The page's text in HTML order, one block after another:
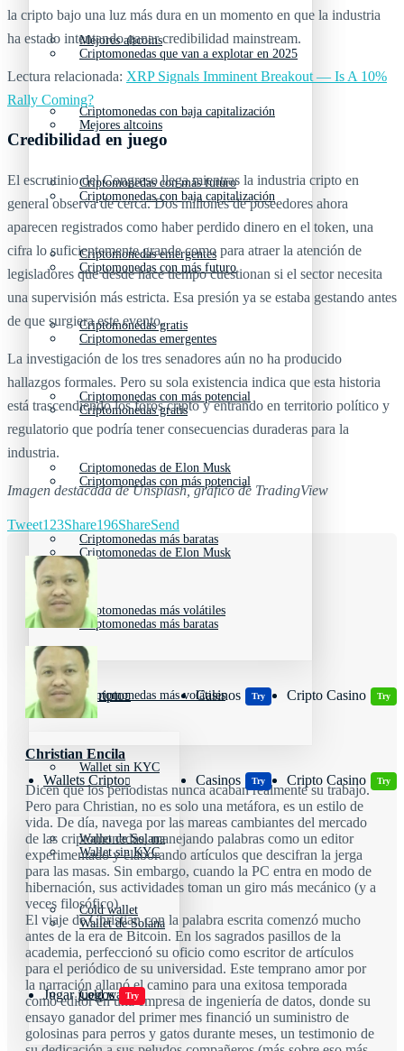
Mejores altcoins
Criptomonedas con baja capitalización
Criptomonedas con más futuro
Criptomonedas emergentes
Criptomonedas gratis
Criptomonedas con más potencial
Criptomonedas de Elon Musk
Criptomonedas más baratas
Criptomonedas más volátiles
Wallets Cripto
Wallet sin KYC
Wallet de Solana
Cold wallet
Casinos Try Cripto Casino Try
Jugar juegos Try
Criptomonedas que van a explotar en 2025
Mejores altcoins
Criptomonedas con baja capitalización
Criptomonedas con más futuro
Criptomonedas emergentes
Criptomonedas gratis
Criptomonedas con más potencial
Criptomonedas de Elon Musk
Criptomonedas más baratas
Criptomonedas más volátiles
Wallets Cripto
Wallet sin KYC
Wallet de Solana
Cold wallet
Casinos Try Cripto Casino Try
la cripto bajo una luz más dura en un momento en que la industria
ha estado intentando ganar credibilidad mainstream.
Lectura relacionada: XRP Signals Imminent Breakout — Is A 10%
Rally Coming?
Credibilidad en juego
El escrutinio del Congreso llega mientras la industria cripto en
general observa de cerca. Dos millones de poseedores ahora
aparecen registrados como haber perdido dinero en el token, una
cifra lo suficientemente grande como para atraer la atención de
legisladores que desde hace tiempo cuestionan si el sector necesita
una supervisión más estricta. Esa presión ya se estaba gestando antes
de que surgiera este evento.
La investigación de los tres senadores aún no ha producido
hallazgos formales. Pero su sola existencia indica que esta historia
está trascendiendo los foros cripto y entrando en territorio político y
regulatorio que podría tener consecuencias duraderas para la
industria.
Imagen destacada de Unsplash, gráfico de TradingView
Tweet123Share196ShareSend
Christian Encila
Dicen que los periodistas nunca acaban realmente su trabajo.
Pero para Christian, no es solo una metáfora, es un estilo de
vida. De día, navega por las mareas cambiantes del mercado
de las criptomonedas, manejando palabras como un editor
experimentado y elaborando artículos que descifran la jerga
para las masas. Sin embargo, cuando la PC entra en modo de
hibernación, sus actividades toman un giro más mecánico (y a
veces filosófico).
El viaje de Christian con la palabra escrita comenzó mucho
antes de la era de Bitcoin. En los sagrados pasillos de la
academia, perfeccionó su oficio como escritor de artículos
para el periódico de su universidad. Este temprano amor por
la narración allanó el camino para una exitosa temporada
como editor en una empresa de ingeniería de datos, donde su
ensayo ganador del primer mes financió un suministro de
golosinas para perros y gatos durante meses, un testimonio de